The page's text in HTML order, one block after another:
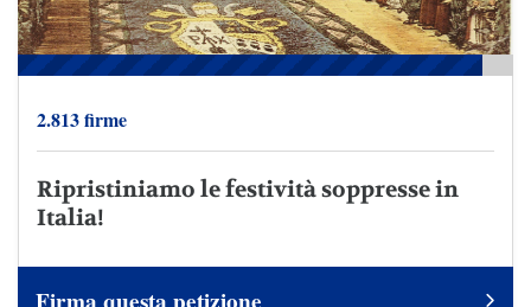
2.813 firme
Ripristiniamo le festività soppresse in
Italia!